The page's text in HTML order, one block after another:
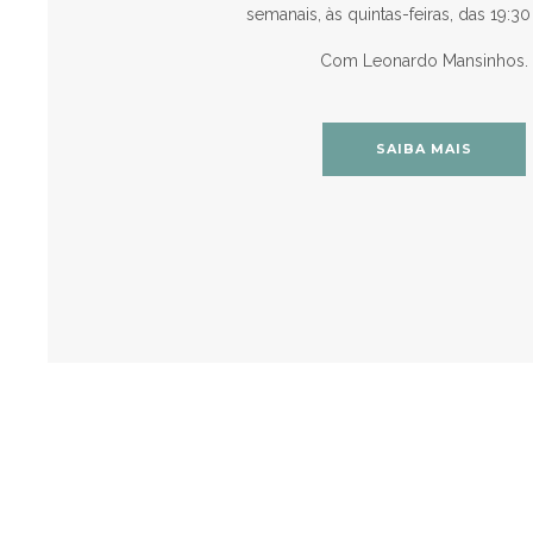
semanais, às quintas-feiras, das 19:30
Com Leonardo Mansinhos.
SAIBA MAIS